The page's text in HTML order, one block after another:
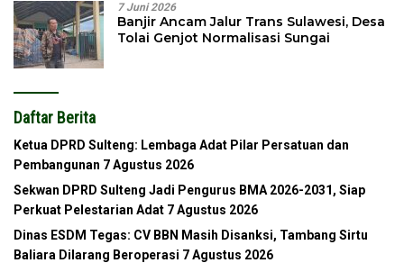
7 Juni 2026
Banjir Ancam Jalur Trans Sulawesi, Desa
Tolai Genjot Normalisasi Sungai
Daftar Berita
Ketua DPRD Sulteng: Lembaga Adat Pilar Persatuan dan
Pembangunan 7 Agustus 2026
Sekwan DPRD Sulteng Jadi Pengurus BMA 2026-2031, Siap
Perkuat Pelestarian Adat 7 Agustus 2026
Dinas ESDM Tegas: CV BBN Masih Disanksi, Tambang Sirtu
Baliara Dilarang Beroperasi 7 Agustus 2026